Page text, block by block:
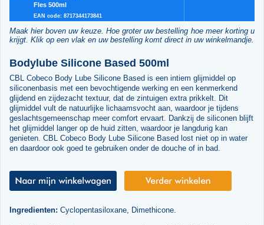
Fles 500ml
EAN code: 8717344173841
Maak hier boven uw keuze. Hoe groter uw bestelling hoe meer korting u
krijgt. Klik op een vlak en uw bestelling komt direct in uw winkelmandje.
Bodylube Silicone Based 500ml
CBL Cobeco Body Lube Silicone Based is een intiem glijmiddel op
siliconenbasis met een bevochtigende werking en een kenmerkend
glijdend en zijdezacht textuur, dat de zintuigen extra prikkelt. Dit
glijmiddel vult de natuurlijke lichaamsvocht aan, waardoor je tijdens
geslachtsgemeenschap meer comfort ervaart. Dankzij de siliconen blijft
het glijmiddel langer op de huid zitten, waardoor je langdurig kan
genieten. CBL Cobeco Body Lube Silicone Based lost niet op in water
en daardoor ook goed te gebruiken onder de douche of in bad.
Ingredienten: Cyclopentasiloxane, Dimethicone.